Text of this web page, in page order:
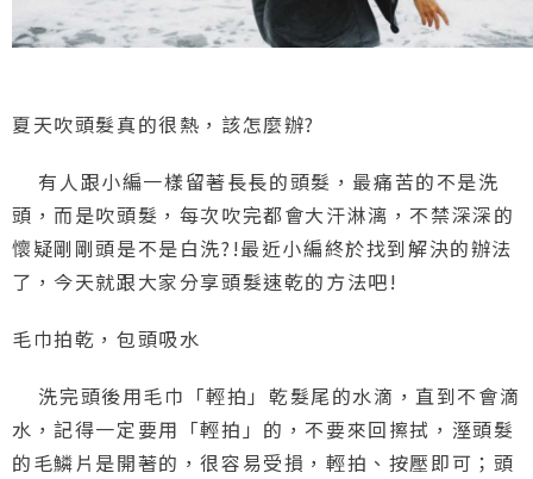
夏天吹頭髮真的很熱，該怎麼辦?
有人跟小編一樣留著長長的頭髮，最痛苦的不是洗
頭，而是吹頭髮，每次吹完都會大汗淋漓，不禁深深的
懷疑剛剛頭是不是白洗?!最近小編終於找到解決的辦法
了，今天就跟大家分享頭髮速乾的方法吧!
毛巾拍乾，包頭吸水
洗完頭後用毛巾「輕拍」乾髮尾的水滴，直到不會滴
水，記得一定要用「輕拍」的，不要來回擦拭，溼頭髮
的毛鱗片是開著的，很容易受損，輕拍、按壓即可；頭